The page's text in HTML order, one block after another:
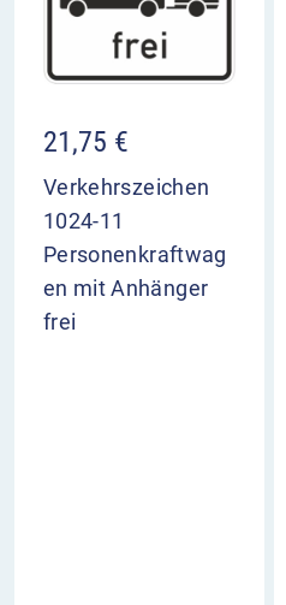
21,75 €
Verkehrszeichen
1024-11
Personenkraftwag
en mit Anhänger
frei